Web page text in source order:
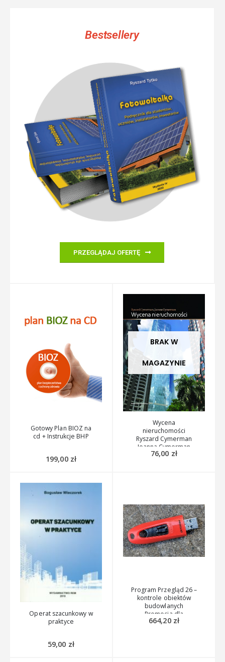
Bestsellery
PRZEGLĄDAJ OFERTĘ
Gotowy Plan BIOZ na
cd + Instrukcje BHP
199,00 zł
BRAK W
MAGAZYNIE
Wycena
nieruchomości
Ryszard Cymerman
Joanna Cymerman
wyd. II 2024r.
76,00 zł
Operat szacunkowy w
praktyce
59,00 zł
Program Przegląd 26 –
kontrole obiektów
budowlanych
Promocja dla
członków PIIB
664,20 zł